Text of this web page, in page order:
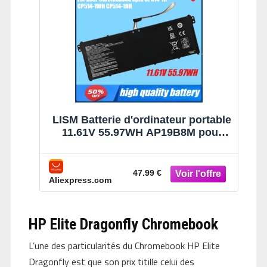
Chromebook
11
LISM Batterie d'ordinateur portable
11.61V 55.97WH AP19B8M pour
SF313-51N CP514-1HH CP514-1H
Aliexpress.com
47.99 €
HP Elite Dragonfly Chromebook
L’une des particularités du Chromebook HP Elite
Dragonfly est que son prix titille celui des